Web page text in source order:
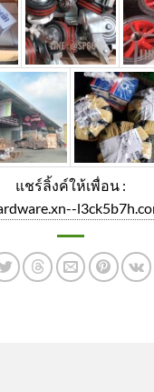
แชร์ลิ้งค์ให้เพื่อน :